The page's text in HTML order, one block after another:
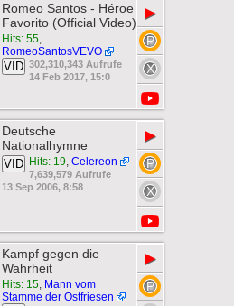
Romeo Santos - Héroe
Favorito (Official Video)
Hits: 55,
RomeoSantosVEVO
VID 302,310,343 Aufrufe
14 Feb 2017, 15:0
▶
Deutsche
Nationalhymne
Hits: 19, Celereon
VID
7,639,579 Aufrufe
13 Sep 2006, 8:58
▶
Kampf gegen die
Wahrheit
Hits: 15, Mann vom
Stamme der Ostfriesen
▶